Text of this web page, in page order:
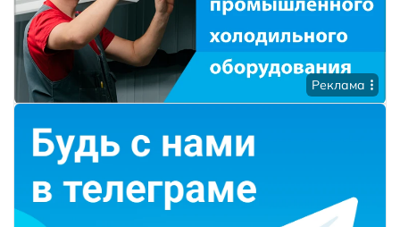
Реклама